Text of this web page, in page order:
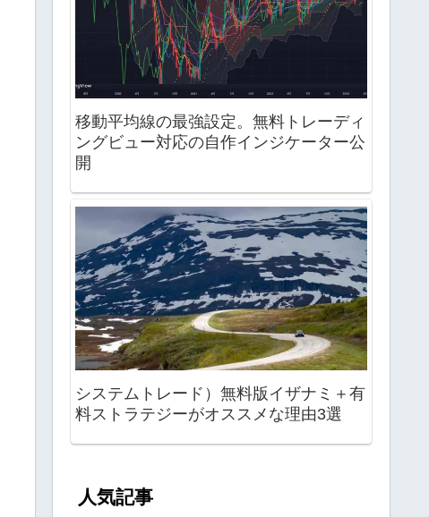
移動平均線の最強設定。無料トレーディ
ングビュー対応の自作インジケーター公
開
システムトレード）無料版イザナミ＋有
料ストラテジーがオススメな理由3選
人気記事